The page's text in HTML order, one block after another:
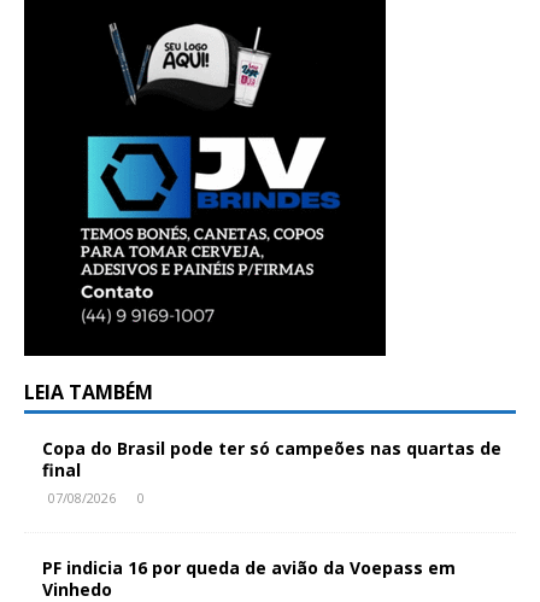
LEIA TAMBÉM
Copa do Brasil pode ter só campeões nas quartas de
final
07/08/2026 0
PF indicia 16 por queda de avião da Voepass em
Vinhedo